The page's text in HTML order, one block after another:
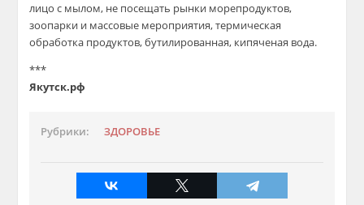
лицо с мылом, не посещать рынки морепродуктов,
зоопарки и массовые мероприятия, термическая
обработка продуктов, бутилированная, кипяченая вода.
***
Якутск.рф
Рубрики: ЗДОРОВЬЕ